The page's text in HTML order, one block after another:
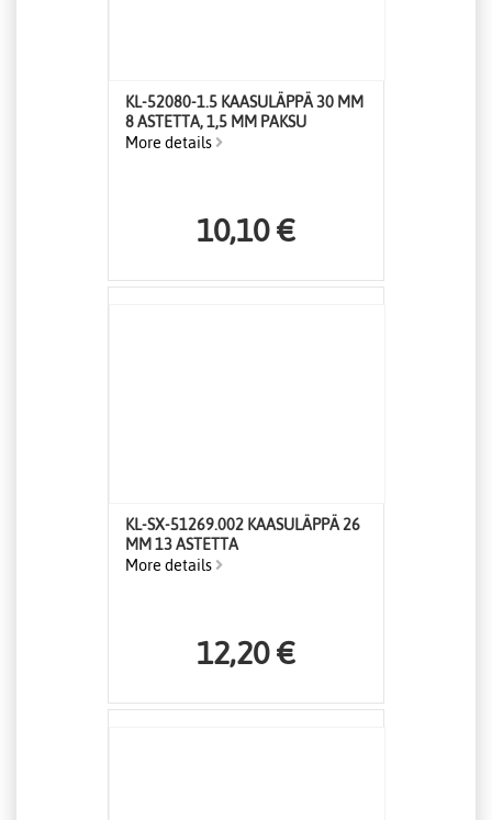
KL-52080-1.5 KAASULÄPPÄ 30 MM
8 ASTETTA, 1,5 MM PAKSU
More details
10,10 €
KL-SX-51269.002 KAASULÄPPÄ 26
MM 13 ASTETTA
More details
12,20 €